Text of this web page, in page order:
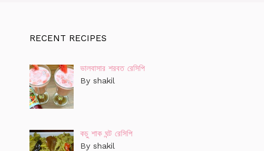
RECENT RECIPES
ভালবাসার শরবত রেসিপি
By shakil
কচু শাক ঘন্ট রেসিপি
By shakil